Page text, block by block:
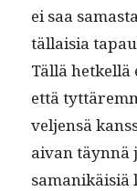
ei saa
täl­laisia
Täl­lä het­kel­lä
että
vel­jen­sä
aivan täyn­nä
samanikäisiä